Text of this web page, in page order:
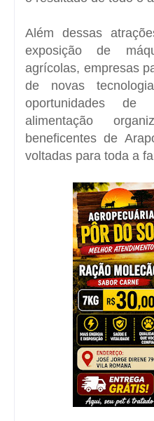
Além dessas
exposição de
agrícolas, empresas
de novas
oportunidades de
alimentação
beneficentes de
voltadas para toda a